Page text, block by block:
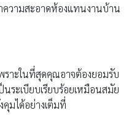
วามสะอาดห้องแทนงานบ้าน
ราะในที่สุดคุณอาจต้องยอมรับ
ระเบียบเรียบร้อยเหมือนสมัย
มได้อย่างเต็มที่